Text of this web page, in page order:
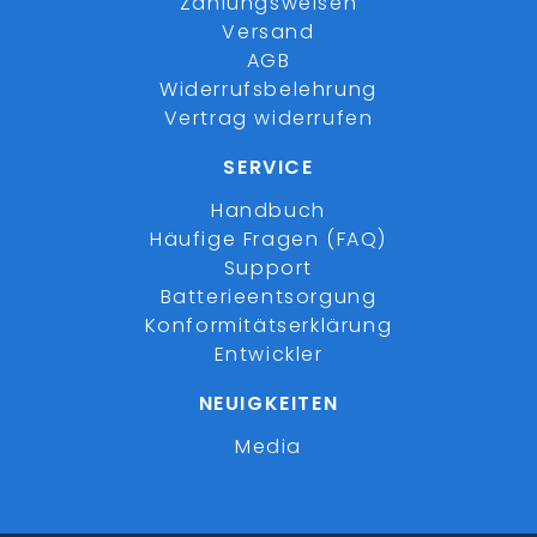
Versand
AGB
Widerrufsbelehrung
Vertrag widerrufen
SERVICE
Handbuch
Häufige Fragen (FAQ)
Support
Batterieentsorgung
Konformitätserklärung
Entwickler
NEUIGKEITEN
Media